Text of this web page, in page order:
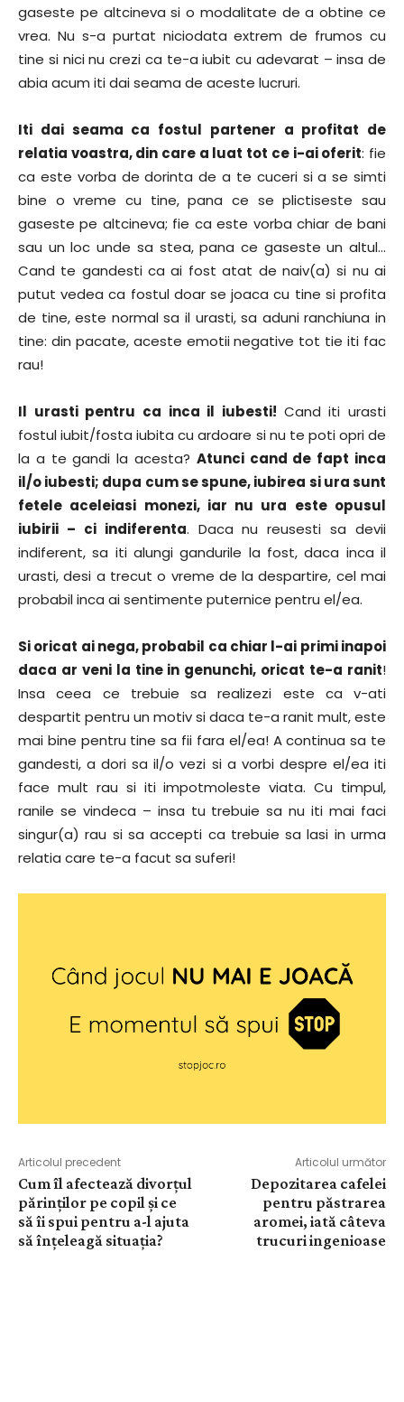
gaseste pe altcineva si o modalitate de a obtine ce
vrea. Nu s-a purtat niciodata extrem de frumos cu
tine si nici nu crezi ca te-a iubit cu adevarat – insa de
abia acum iti dai seama de aceste lucruri.
Iti dai seama ca fostul partener a profitat de
relatia voastra, din care a luat tot ce i-ai oferit: fie
ca este vorba de dorinta de a te cuceri si a se simti
bine o vreme cu tine, pana ce se plictiseste sau
gaseste pe altcineva; fie ca este vorba chiar de bani
sau un loc unde sa stea, pana ce gaseste un altul…
Cand te gandesti ca ai fost atat de naiv(a) si nu ai
putut vedea ca fostul doar se joaca cu tine si profita
de tine, este normal sa il urasti, sa aduni ranchiuna in
tine: din pacate, aceste emotii negative tot tie iti fac
rau!
Il urasti pentru ca inca il iubesti! Cand iti urasti
fostul iubit/fosta iubita cu ardoare si nu te poti opri de
la a te gandi la acesta? Atunci cand de fapt inca
il/o iubesti; dupa cum se spune, iubirea si ura sunt
fetele aceleiasi monezi, iar nu ura este opusul
iubirii – ci indiferenta. Daca nu reusesti sa devii
indiferent, sa iti alungi gandurile la fost, daca inca il
urasti, desi a trecut o vreme de la despartire, cel mai
probabil inca ai sentimente puternice pentru el/ea.
Si oricat ai nega, probabil ca chiar l-ai primi inapoi
daca ar veni la tine in genunchi, oricat te-a ranit!
Insa ceea ce trebuie sa realizezi este ca v-ati
despartit pentru un motiv si daca te-a ranit mult, este
mai bine pentru tine sa fii fara el/ea! A continua sa te
gandesti, a dori sa il/o vezi si a vorbi despre el/ea iti
face mult rau si iti impotmoleste viata. Cu timpul,
ranile se vindeca – insa tu trebuie sa nu iti mai faci
singur(a) rau si sa accepti ca trebuie sa lasi in urma
relatia care te-a facut sa suferi!
Articolul precedent
Cum îl afectează divorțul
părinților pe copil și ce
să îi spui pentru a-l ajuta
să înțeleagă situația?
Articolul următor
Depozitarea cafelei
pentru păstrarea
aromei, iată câteva
trucuri ingenioase